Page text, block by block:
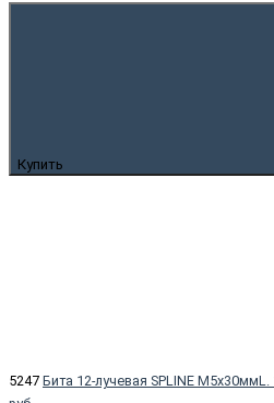
Купить
5247 Бита 12-лучевая SPLINE